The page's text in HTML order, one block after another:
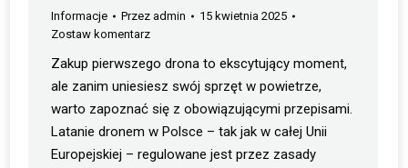
Informacje Przez admin
15 kwietnia 2025
Zostaw komentarz
Zakup pierwszego drona to ekscytujący moment,
ale zanim uniesiesz swój sprzęt w powietrze,
warto zapoznać się z obowiązującymi przepisami.
Latanie dronem w Polsce – tak jak w całej Unii
Europejskiej – regulowane jest przez zasady